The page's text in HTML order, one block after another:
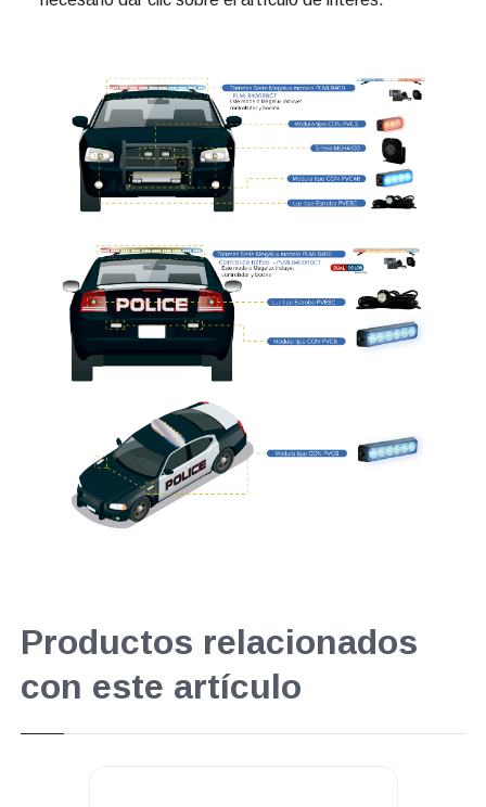
Productos relacionados
con este artículo